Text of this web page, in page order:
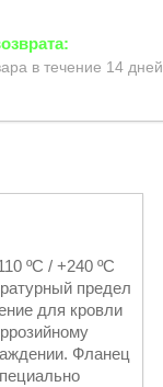
в течение 14 дней
ºC / +240 ºC
предел
для кровли
Фланец